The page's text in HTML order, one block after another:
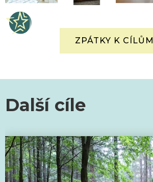
ZPÁTKY K CÍLŮM
Další cíle